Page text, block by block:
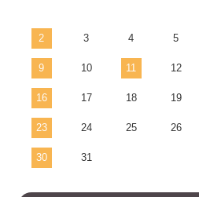
2 3 4 5
9 10 11 12
16 17 18 19
23 24 25 26
30 31